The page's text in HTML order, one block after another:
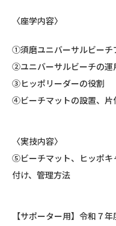
〈座学内容〉
①須磨ユニバーサルビーチ
②ユニバーサルビーチの運
③ヒッポリーダーの役割
④ビーチマットの設置、片
〈実技内容〉
⑤ビーチマット、ヒッポ
付け、管理方法
【サポーター用】令和７